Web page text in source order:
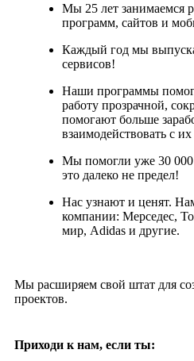
Мы 25 лет занимаемся
программ, сайтов и
Каждый год мы
сервисов!
Наши программы
работу прозрачной,
помогают больше
взаимодействовать с
Мы помогли уже 30 000
это далеко не предел!
Нас узнают и ценят.
компании: Мерседес,
мир, Adidas и другие.
Мы расширяем свой штат для
проектов.
Приходи к нам, если ты: